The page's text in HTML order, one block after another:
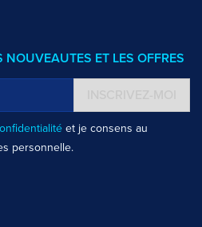
NOUVEAUTES ET LES OFFRES
et je consens au
personnelle.